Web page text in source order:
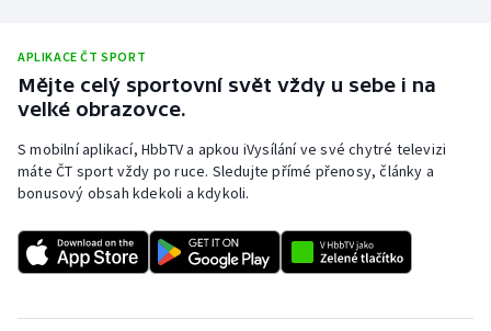
APLIKACE ČT SPORT
Mějte celý sportovní svět vždy u sebe i na
velké obrazovce.
S mobilní aplikací, HbbTV a apkou iVysílání ve své chytré televizi
máte ČT sport vždy po ruce. Sledujte přímé přenosy, články a
bonusový obsah kdekoli a kdykoli.